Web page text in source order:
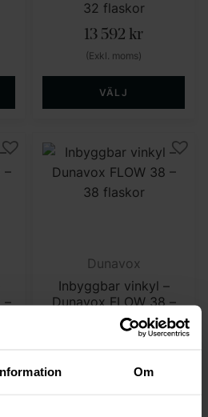
Om
32 flaskor
13 592 kr
(Exkl. moms)
VÄLJ
–
Dunavox
Inbyggbar vinkyl –
Dunavox FLOW 38 –
38 flaskor
(Exkl. moms)